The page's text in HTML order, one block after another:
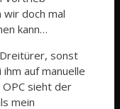
doch mal
kann…
sonst
auf manuelle
sieht der
mein